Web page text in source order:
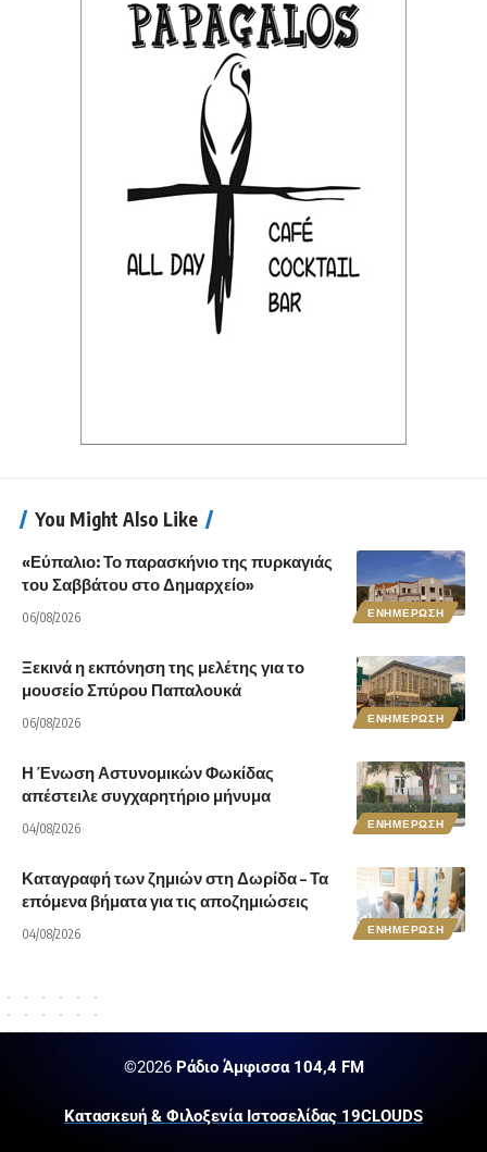
You Might Also Like
ΕΝΗΜΕΡΩΣΗ
«Εύπαλιο: Το παρασκήνιο της πυρκαγιάς
του Σαββάτου στο Δημαρχείο»
06/08/2026
ΕΝΗΜΕΡΩΣΗ
Ξεκινά η εκπόνηση της μελέτης για το
μουσείο Σπύρου Παπαλουκά
06/08/2026
ΕΝΗΜΕΡΩΣΗ
Η Ένωση Αστυνομικών Φωκίδας
απέστειλε συγχαρητήριο μήνυμα
04/08/2026
ΕΝΗΜΕΡΩΣΗ
Καταγραφή των ζημιών στη Δωρίδα – Τα
επόμενα βήματα για τις αποζημιώσεις
04/08/2026
©2026Ράδιο Άμφισσα 104,4 FM
Κατασκευή & Φιλοξενία Ιστοσελίδας 19CLOUDS